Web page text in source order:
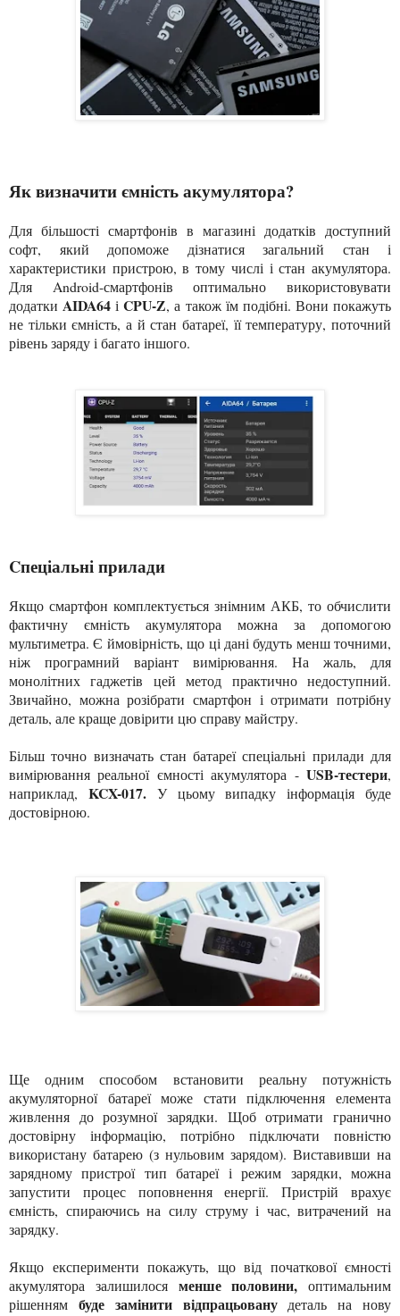
Як визначити ємність акумулятора?
Для більшості смартфонів в магазині додатків доступний
софт, який допоможе дізнатися загальний стан і
характеристики пристрою, в тому числі і стан акумулятора.
Для Android-смартфонів оптимально використовувати
додаткиAIDA64 іCPU-Z, а також їм подібні. Вони покажуть
не тільки ємність, а й стан батареї, її температуру, поточний
рівень заряду і багато іншого.
Cпеціальні прилади
Якщо смартфон комплектується знімним АКБ, то обчислити
фактичну ємність акумулятора можна за допомогою
мультиметра. Є ймовірність, що ці дані будуть менш точними,
ніж програмний варіант вимірювання. На жаль, для
монолітних гаджетів цей метод практично недоступний.
Звичайно, можна розібрати смартфон і отримати потрібну
деталь, але краще довірити цю справу майстру.
Більш точно визначать стан батареї спеціальні прилади для
вимірювання реальної ємності акумулятора - USB-тестери,
наприклад, KCX-017.У цьому випадку інформація буде
достовірною.
Ще одним способом встановити реальну потужність
акумуляторної батареї може стати підключення елемента
живлення до розумної зарядки. Щоб отримати гранично
достовірну інформацію, потрібно підключати повністю
використану батарею (з нульовим зарядом). Виставивши на
зарядному пристрої тип батареї і режим зарядки, можна
запустити процес поповнення енергії. Пристрій врахує
ємність, спираючись на силу струму і час, витрачений на
зарядку.
Якщо експерименти покажуть, що від початкової ємності
акумулятора залишилося менше половини, оптимальним
рішенням буде замінити відпрацьованудеталь на нову